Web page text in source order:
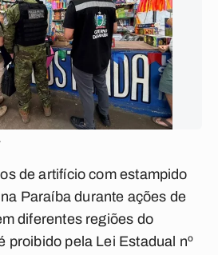
de artifício com estampido
Paraíba durante ações de
diferentes regiões do
proibido pela Lei Estadual nº